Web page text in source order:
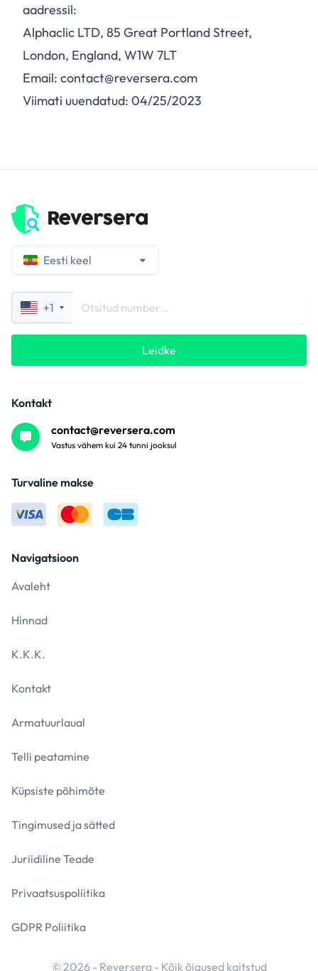
aadressil:
Alphaclic LTD, 85 Great Portland Street,
London, England, W1W 7LT
Email: contact@reversera.com
Viimati uuendatud: 04/25/2023
Eesti keel
+1
Leidke
Navigatsioon
Avaleht
Hinnad
K.K.K.
Kontakt
Armatuurlaual
Telli peatamine
Küpsiste põhimõte
Tingimused ja sätted
Juriidiline Teade
Privaatsuspoliitika
GDPR Poliitika
Kontakt
contact@reversera.com
Vastus vähem kui 24 tunni jooksul
Turvaline makse
© 2026 - Reversera - Kõik õigused kaitstud